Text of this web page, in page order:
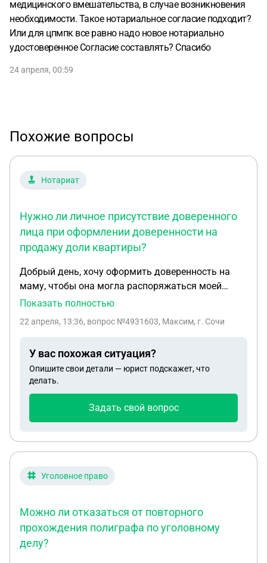
медицинского вмешательства, в случае возникновения
необходимости. Такое нотариальное согласие подходит?
Или для цпмпк все равно надо новое нотариально
удостоверенное Согласие составлять? Спасибо
24 апреля, 00:59
Похожие вопросы
Нотариат
Нужно ли личное присутствие доверенного
лица при оформлении доверенности на
продажу доли квартиры?
Добрый день, хочу оформить доверенность на
маму, чтобы она могла распоряжаться моей
частью квартиры для дальнейшей продажи, так
пожалуйста, необходима ли она при составлении
паспорта и какие документы вообще нужны для
составления такой доверенности?
Показать полностью
22 апреля, 13:36, вопрос №4931603, Максим, г. Сочи
У вас похожая ситуация?
Опишите свои детали — юрист подскажет, что
делать.
Задать свой вопрос
Уголовное право
Можно ли отказаться от повторного
прохождения полиграфа по уголовному
делу?